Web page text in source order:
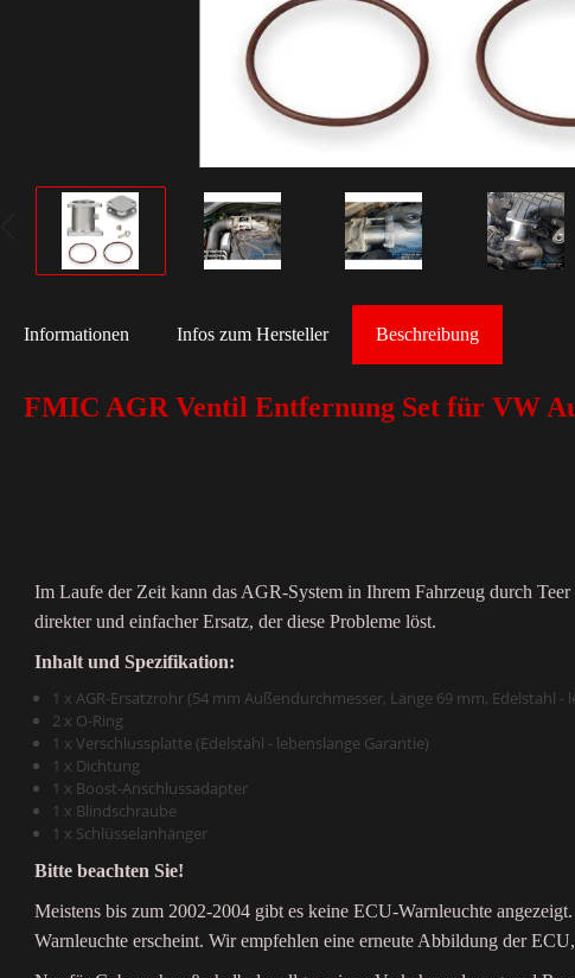
Beschreibung
Informationen Infos zum Hersteller
FMIC AGR Ventil Entfernung Set für VW
Im Laufe der Zeit kann das AGR-System in Ihrem Fahrzeug durch
direkter und einfacher Ersatz, der diese Probleme löst.
Inhalt und Spezifikation:
1 x AGR-Ersatzrohr (54 mm Außendurchmesser, Länge 69 mm, Edelstahl -
2 x O-Ring
1 x Verschlussplatte (Edelstahl - lebenslange Garantie)
1 x Dichtung
1 x Boost-Anschlussadapter
1 x Blindschraube
1 x Schlüsselanhänger
Bitte beachten Sie!
Meistens bis zum 2002-2004 gibt es keine ECU-Warnleuchte
Warnleuchte erscheint. Wir empfehlen eine erneute Abbildung der